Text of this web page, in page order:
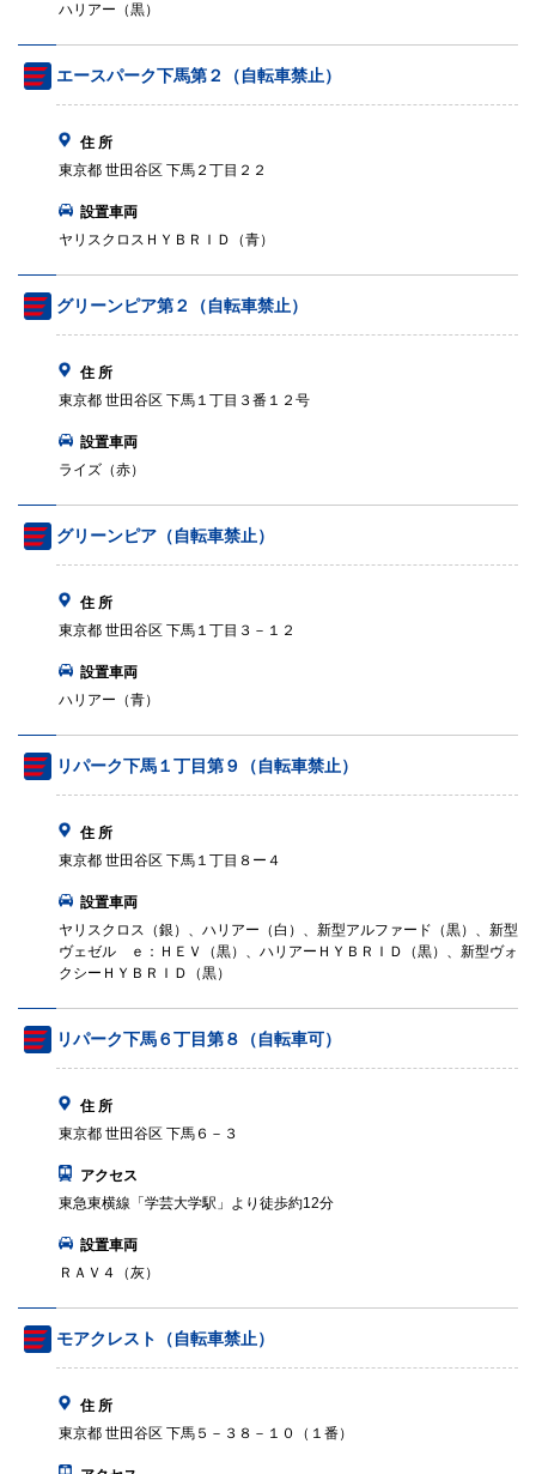
ハリアー（黒）
エースパーク下馬第２（自転車禁止）
住 所
東京都 世田谷区 下馬２丁目２２
設置車両
ヤリスクロスＨＹＢＲＩＤ（青）
グリーンピア第２（自転車禁止）
住 所
東京都 世田谷区 下馬１丁目３番１２号
設置車両
ライズ（赤）
グリーンピア（自転車禁止）
住 所
東京都 世田谷区 下馬１丁目３－１２
設置車両
ハリアー（青）
リパーク下馬１丁目第９（自転車禁止）
住 所
東京都 世田谷区 下馬１丁目８ー４
設置車両
ヤリスクロス（銀）、ハリアー（白）、新型アルファード（黒）、新型
ヴェゼル ｅ：ＨＥＶ（黒）、ハリアーＨＹＢＲＩＤ（黒）、新型ヴォ
クシーＨＹＢＲＩＤ（黒）
リパーク下馬６丁目第８（自転車可）
住 所
東京都 世田谷区 下馬６－３
アクセス
東急東横線「学芸大学駅」より徒歩約12分
設置車両
ＲＡＶ４（灰）
モアクレスト（自転車禁止）
住 所
東京都 世田谷区 下馬５－３８－１０（１番）